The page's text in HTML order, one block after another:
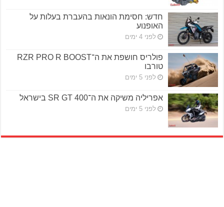
חדש: חסימת הונאות בהעברת בעלות על
האופנוע
לפני 4 ימים
פולריס חושפת את ה־RZR PRO R BOOST
טורבו
לפני 5 ימים
אפריליה משיקה את ה־SR GT 400 בישראל
לפני 5 ימים